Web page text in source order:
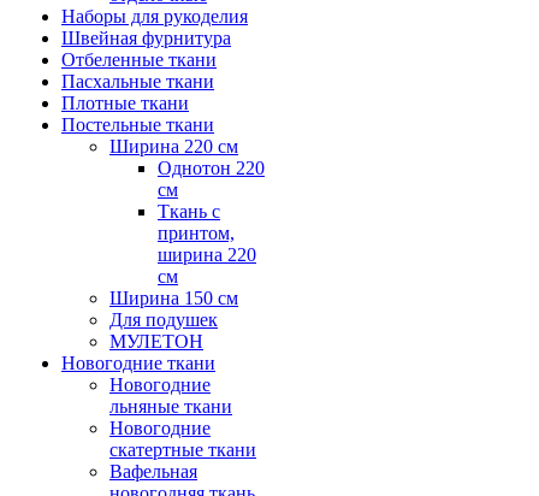
Наборы для рукоделия
Швейная фурнитура
Отбеленные ткани
Пасхальные ткани
Плотные ткани
Постельные ткани
Ширина 220 см
Однотон 220
см
Ткань с
принтом,
ширина 220
см
Ширина 150 см
Для подушек
МУЛЕТОН
Новогодние ткани
Новогодние
льняные ткани
Новогодние
скатертные ткани
Вафельная